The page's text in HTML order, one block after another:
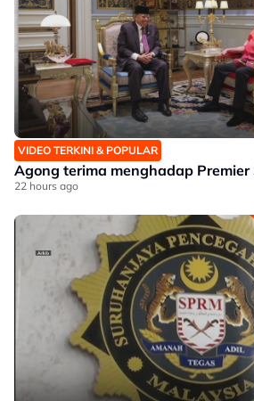
VIDEO TERKINI & POPULAR
Agong terima menghadap
22 hours ago